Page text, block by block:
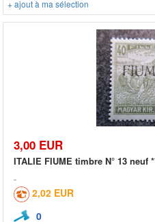
+ ajout à ma sélection
3,00 EUR
ITALIE FIUME timbre N° 13 neuf
2,02 EUR
0